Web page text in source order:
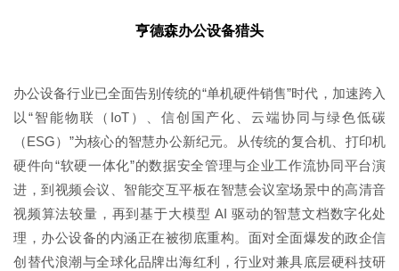
亨德森办公设备猎头
办公设备行业已全面告别传统的“单机硬件销售”时代，加速跨入
以“智能物联（IoT）、信创国产化、云端协同与绿色低碳
（ESG）”为核心的智慧办公新纪元。从传统的复合机、打印机
硬件向“软硬一体化”的数据安全管理与企业工作流协同平台演
进，到视频会议、智能交互平板在智慧会议室场景中的高清音
视频算法较量，再到基于大模型 AI 驱动的智慧文档数字化处
理，办公设备的内涵正在被彻底重构。面对全面爆发的政企信
创替代浪潮与全球化品牌出海红利，行业对兼具底层硬科技研